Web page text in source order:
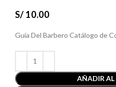
S/ 10.00
Guía Del Barbero Catálogo de
AÑADIR AL